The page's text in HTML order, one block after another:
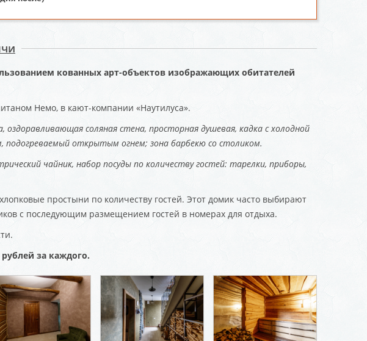
кованных арт-объектов изображающих обитателей
Немо, в кают-компании «Наутилуса».
соляная стена, просторная душевая, кадка с холодной
открытым огнем; зона барбекю со столиком.
чайник, набор посуды по количеству гостей: тарелки, приборы,
простыни по количеству гостей. Этот домик часто выбирают
с последующим размещением гостей в номерах для отдыха.
за каждого.